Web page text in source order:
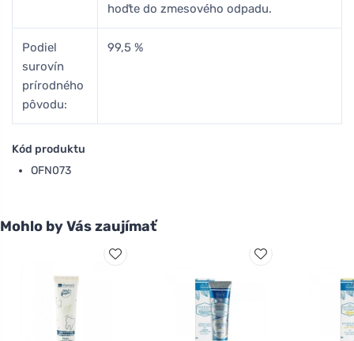
hoďte do zmesového odpadu.
Podiel
surovín
prírodného
pôvodu:
99,5 %
Kód produktu
OFN073
Mohlo by Vás zaujímať